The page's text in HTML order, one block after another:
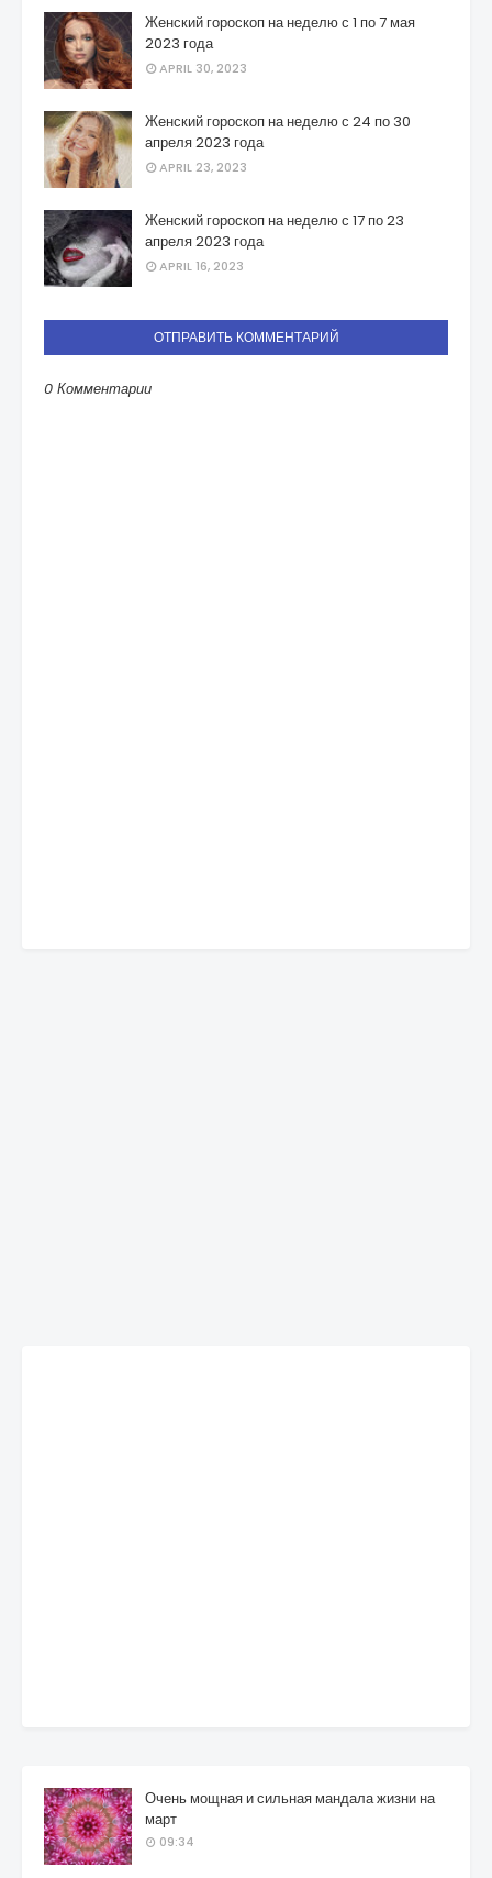
Женский гороскоп на неделю с 1 по 7 мая
2023 года
APRIL 30, 2023
Женский гороскоп на неделю с 24 по 30
апреля 2023 года
APRIL 23, 2023
Женский гороскоп на неделю с 17 по 23
апреля 2023 года
APRIL 16, 2023
ОТПРАВИТЬ КОММЕНТАРИЙ
0 Комментарии
Очень мощная и сильная мандала жизни на
март
09:34